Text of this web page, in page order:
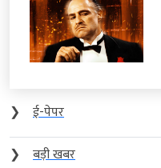
❯
ई-पेपर
❯
बड़ी खबर